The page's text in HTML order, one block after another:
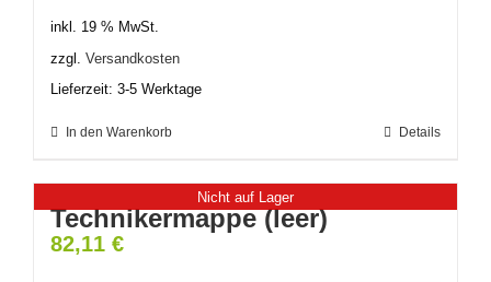
inkl. 19 % MwSt.
zzgl. Versandkosten
Lieferzeit: 3-5 Werktage
In den Warenkorb Details
Nicht auf Lager
Technikermappe (leer)
82,11 €